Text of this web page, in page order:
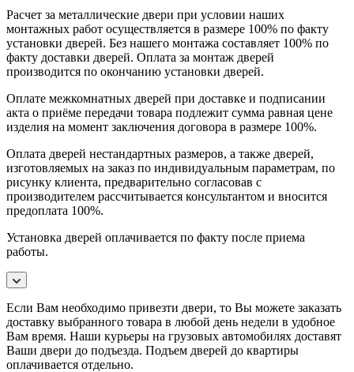
Расчет за металлические двери при условии наших
монтажных работ осуществляется в размере 100% по факту
установки дверей. Без нашего монтажа составляет 100% по
факту доставки дверей. Оплата за монтаж дверей
производится по окончанию установки дверей.
Оплате межкомнатных дверей при доставке и подписании
акта о приёме передачи товара подлежит сумма равная цене
изделия на момент заключения договора в размере 100%.
Оплата дверей нестандартных размеров, а также дверей,
изготовляемых на заказ по индивидуальным параметрам, по
рисунку клиента, предварительно согласовав с
производителем рассчитывается консультантом и вносится
предоплата 100%.
Установка дверей оплачивается по факту после приема
работы.
Если Вам необходимо привезти двери, то Вы можете заказать
доставку выбранного товара в любой день недели в удобное
Вам время. Наши курьеры на грузовых автомобилях доставят
Ваши двери до подъезда. Подъем дверей до квартиры
оплачивается отдельно.